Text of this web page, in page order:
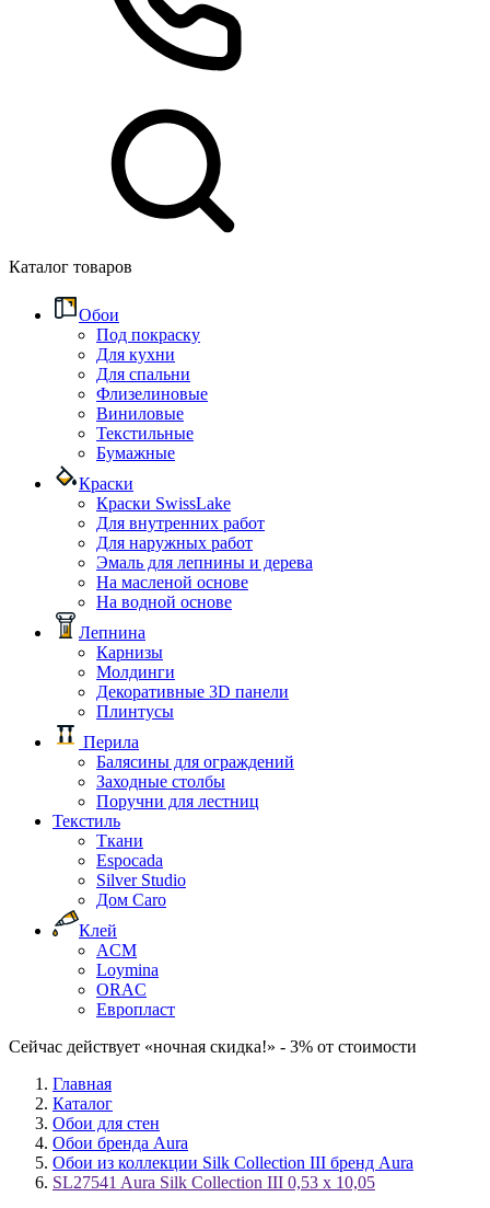
Каталог товаров
Обои
Под покраску
Для кухни
Для спальни
Флизелиновые
Виниловые
Текстильные
Бумажные
Краски
Краски SwissLake
Для внутренних работ
Для наружных работ
Эмаль для лепнины и дерева
На масленой основе
На водной основе
Лепнина
Карнизы
Молдинги
Декоративные 3D панели
Плинтусы
Перила
Балясины для ограждений
Заходные столбы
Поручни для лестниц
Текстиль
Ткани
Espocada
Silver Studio
Дом Caro
Клей
ACM
Loymina
ORAC
Европласт
Сейчас действует «ночная скидка!» - 3% от стоимости
Главная
Каталог
Обои для стен
Обои бренда Aura
Обои из коллекции Silk Collection III бренд Aura
SL27541 Aura Silk Collection III 0,53 x 10,05